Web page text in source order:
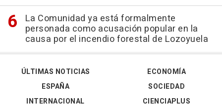
La Comunidad ya está formalmente
personada como acusación popular en la
causa por el incendio forestal de Lozoyuela
ÚLTIMAS NOTICIAS
ESPAÑA
INTERNACIONAL
ECONOMÍA
SOCIEDAD
CIENCIAPLUS